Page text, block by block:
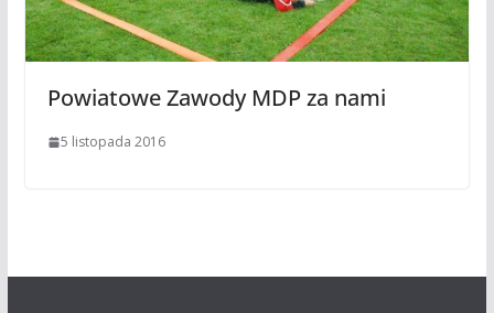
Powiatowe Zawody MDP za nami
5 listopada 2016